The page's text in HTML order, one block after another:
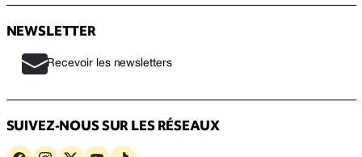
NEWSLETTER
Recevoir les newsletters
SUIVEZ-NOUS SUR LES RÉSEAUX